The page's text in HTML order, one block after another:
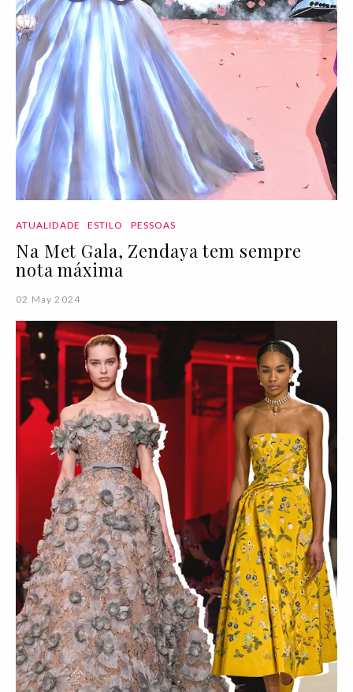
ATUALIDADE ESTILO PESSOAS
Na Met Gala, Zendaya tem sempre
nota máxima
02 May 2024